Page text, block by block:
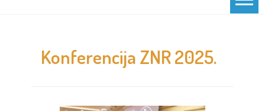
Konferencija ZNR 2025.